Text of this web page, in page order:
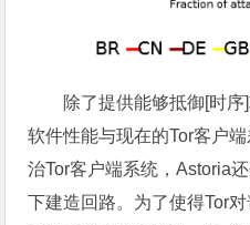
除了提供能够抵御[时
软件性能与现在的Tor客户
治Tor客户端系统，Astoria
下建造回路。为了使得Tor